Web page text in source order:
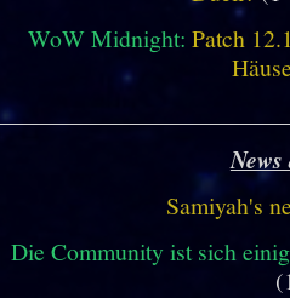
WoW Midnight: Patch
Samiyah's
Die Community ist sich